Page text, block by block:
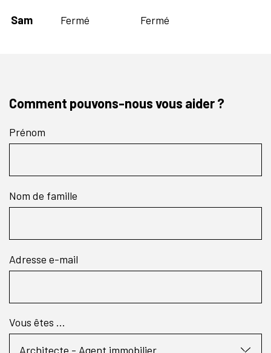
Sam Fermé Fermé
Comment pouvons-nous vous aider ?
Prénom
Nom de famille
Adresse e-mail
Vous êtes ...